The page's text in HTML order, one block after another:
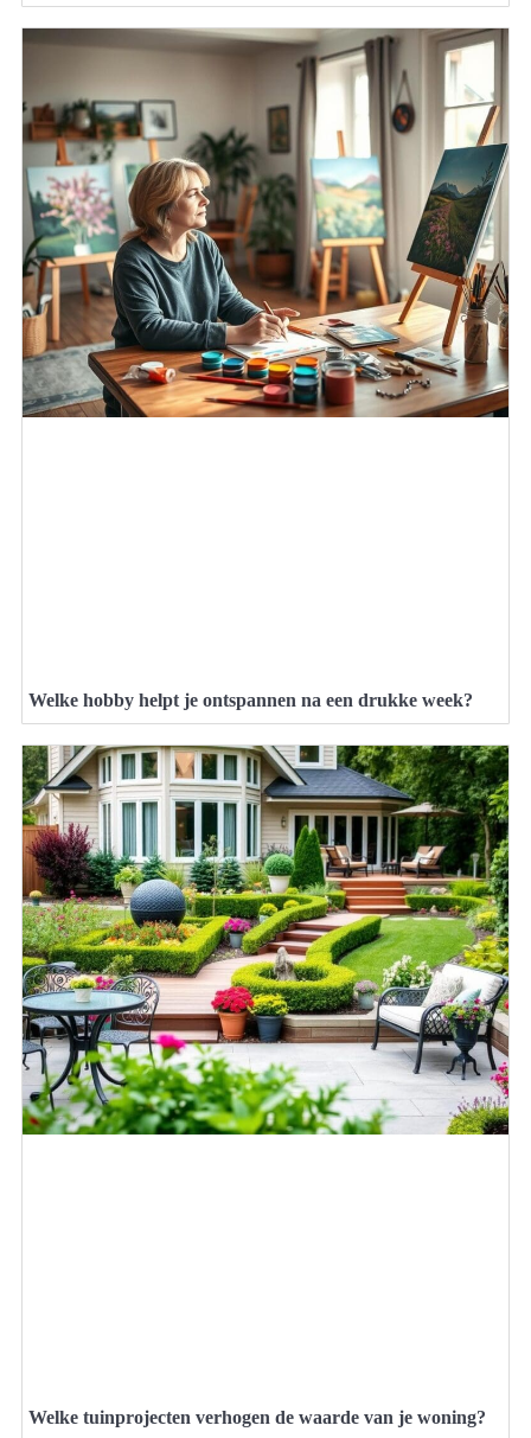
Welke hobby helpt je ontspannen na een drukke week?
Welke tuinprojecten verhogen de waarde van je woning?